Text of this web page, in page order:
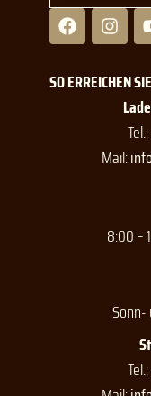
F
a
c
e
b
I
n
s
t
a
m
SO ERREICHEN
Tel.:
Mail:
8:00 –
Sonn-
Tel.: